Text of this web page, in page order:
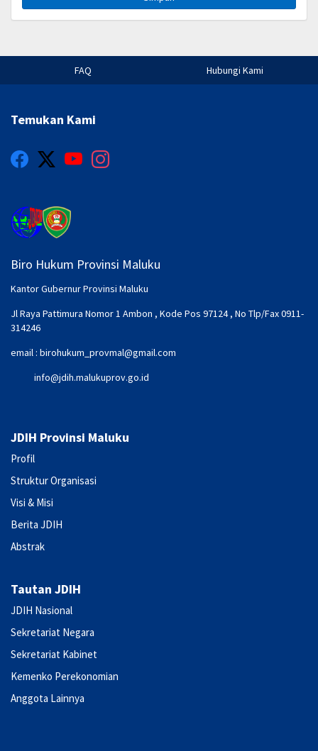
FAQ Hubungi Kami
Temukan Kami
Biro Hukum Provinsi Maluku
Kantor Gubernur Provinsi Maluku
Jl Raya Pattimura Nomor 1 Ambon , Kode Pos 97124 , No Tlp/Fax 0911-
314246
email : birohukum_provmal@gmail.com
info@jdih.malukuprov.go.id
JDIH Provinsi Maluku
Profil
Struktur Organisasi
Visi & Misi
Berita JDIH
Abstrak
Tautan JDIH
JDIH Nasional
Sekretariat Negara
Sekretariat Kabinet
Kemenko Perekonomian
Anggota Lainnya